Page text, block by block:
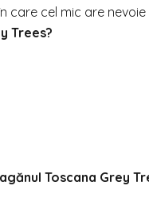
care cel mic are
Trees?
Toscana Grey